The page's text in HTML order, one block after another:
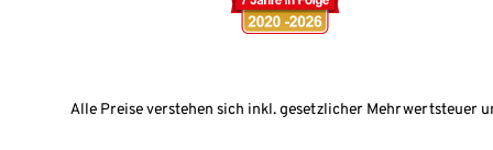
Alle Preise verstehen sich inkl. gesetzlicher Mehrwertsteuer